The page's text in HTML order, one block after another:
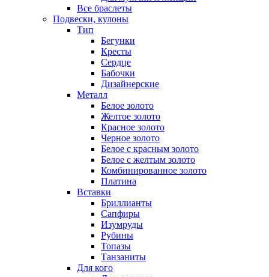
Все браслеты
Подвески, кулоны
Тип
Бегунки
Кресты
Сердце
Бабочки
Дизайнерские
Металл
Белое золото
Желтое золото
Красное золото
Черное золото
Белое с красным золото
Белое с желтым золото
Комбинированное золото
Платина
Вставки
Бриллианты
Сапфиры
Изумруды
Рубины
Топазы
Танзаниты
Для кого